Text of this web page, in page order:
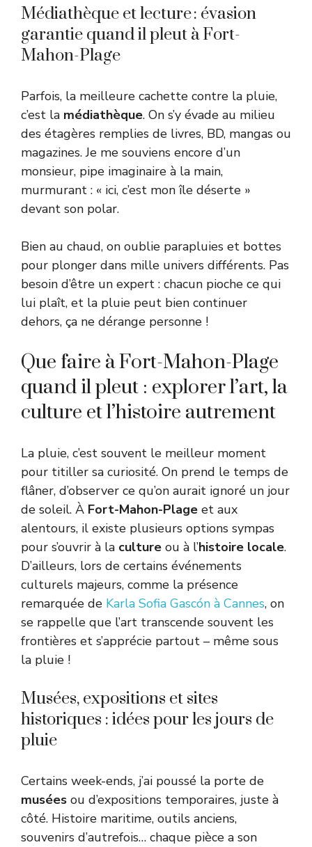
Médiathèque et lecture : évasion
garantie quand il pleut à Fort-
Mahon-Plage
Parfois, la meilleure cachette contre la pluie,
c’est la médiathèque. On s’y évade au milieu
des étagères remplies de livres, BD, mangas ou
magazines. Je me souviens encore d’un
monsieur, pipe imaginaire à la main,
murmurant : « ici, c’est mon île déserte »
devant son polar.
Bien au chaud, on oublie parapluies et bottes
pour plonger dans mille univers différents. Pas
besoin d’être un expert : chacun pioche ce qui
lui plaît, et la pluie peut bien continuer
dehors, ça ne dérange personne !
Que faire à Fort-Mahon-Plage
quand il pleut : explorer l’art, la
culture et l’histoire autrement
La pluie, c’est souvent le meilleur moment
pour titiller sa curiosité. On prend le temps de
flâner, d’observer ce qu’on aurait ignoré un jour
de soleil. À Fort-Mahon-Plage et aux
alentours, il existe plusieurs options sympas
pour s’ouvrir à la culture ou à l’histoire locale.
D’ailleurs, lors de certains événements
culturels majeurs, comme la présence
remarquée de Karla Sofia Gascón à Cannes, on
se rappelle que l’art transcende souvent les
frontières et s’apprécie partout – même sous
la pluie !
Musées, expositions et sites
historiques : idées pour les jours de
pluie
Certains week-ends, j’ai poussé la porte de
musées ou d’expositions temporaires, juste à
côté. Histoire maritime, outils anciens,
souvenirs d’autrefois… chaque pièce a son